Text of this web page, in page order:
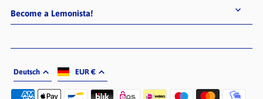
Become a Lemonista!
Deutsch EUR €